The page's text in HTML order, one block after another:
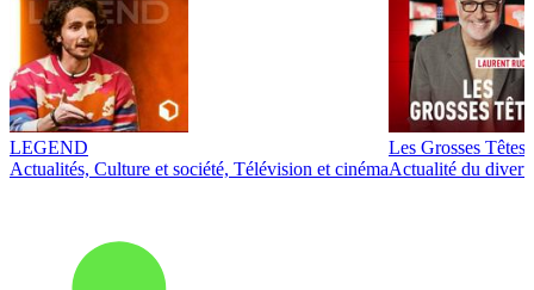
LEGEND
Actualités, Culture et société, Télévision et cinéma
Les Grosses Têtes
Actualité du